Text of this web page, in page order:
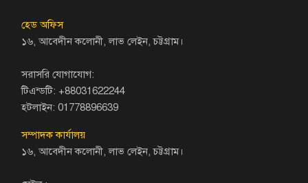
হেড অফিস
১৬, আবেদীন কলোনী, লাভ লেইন, চট্টগ্রাম।
সরাসরি যোগাযোগ:
টিএন্ডটি: +88031622244
হটলাইন: 01778896639
সম্পাদক কার্যালয়
১৬, আবেদীন কলোনী, লাভ লেইন, চট্টগ্রাম।